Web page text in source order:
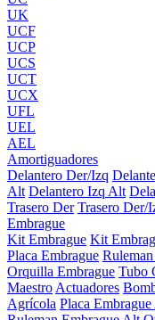
UK
UCF
UCP
UCS
UCT
UCX
UFL
UEL
AEL
Amortiguadores
Delantero Der/Izq
Alt Delantero Izq Alt
Trasero Der Trasero Der/
Embrague
Kit Embrague Kit
Placa Embrague
Orquilla Embrague Tubo
Maestro Actuadores
Agrícola Placa